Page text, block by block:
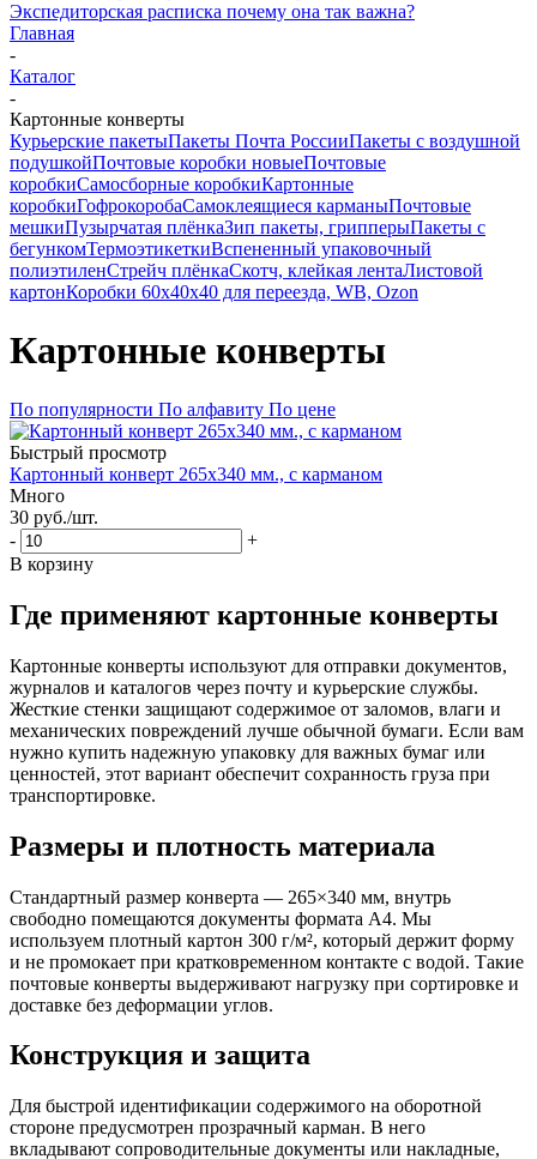
Экспедиторская расписка почему она так важна?
Главная
-
Каталог
-
Картонные конверты
Курьерские пакетыПакеты Почта РоссииПакеты с воздушной
подушкойПочтовые коробки новыеПочтовые
коробкиСамосборные коробкиКартонные
коробкиГофрокоробаСамоклеящиеся карманыПочтовые
мешкиПузырчатая плёнкаЗип пакеты, грипперыПакеты с
бегункомТермоэтикеткиВспененный упаковочный
полиэтиленСтрейч плёнкаСкотч, клейкая лентаЛистовой
картонКоробки 60х40х40 для переезда, WB, Ozon
Картонные конверты
По популярности По алфавиту По цене
Быстрый просмотр
Картонный конверт 265х340 мм., с карманом
Много
30 руб./шт.
-
+
В корзину
Где применяют картонные конверты
Картонные конверты используют для отправки документов,
журналов и каталогов через почту и курьерские службы.
Жесткие стенки защищают содержимое от заломов, влаги и
механических повреждений лучше обычной бумаги. Если вам
нужно купить надежную упаковку для важных бумаг или
ценностей, этот вариант обеспечит сохранность груза при
транспортировке.
Размеры и плотность материала
Стандартный размер конверта — 265×340 мм, внутрь
свободно помещаются документы формата А4. Мы
используем плотный картон 300 г/м², который держит форму
и не промокает при кратковременном контакте с водой. Такие
почтовые конверты выдерживают нагрузку при сортировке и
доставке без деформации углов.
Конструкция и защита
Для быстрой идентификации содержимого на оборотной
стороне предусмотрен прозрачный карман. В него
вкладывают сопроводительные документы или накладные,